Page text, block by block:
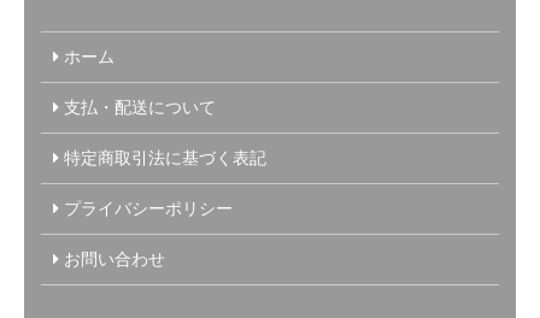
ホーム
支払・配送について
特定商取引法に基づく表記
プライバシーポリシー
お問い合わせ